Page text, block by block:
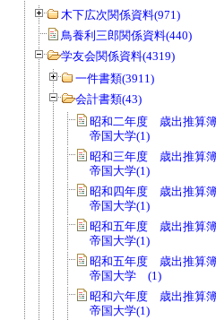
木下広次関係資料(971)
鳥養利三郎関係資料(440)
学友会関係資料(4319)
一件書類(3911)
会計書類(43)
昭和二年度 歳出推算
帝国大学(1)
昭和三年度 歳出推算
帝国大学(1)
昭和四年度 歳出推
帝国大学(1)
昭和五年度 歳出推算
帝国大学(1)
昭和五年度 歳出推算
帝国大学 (1)
昭和六年度 歳出推
帝国大学(1)